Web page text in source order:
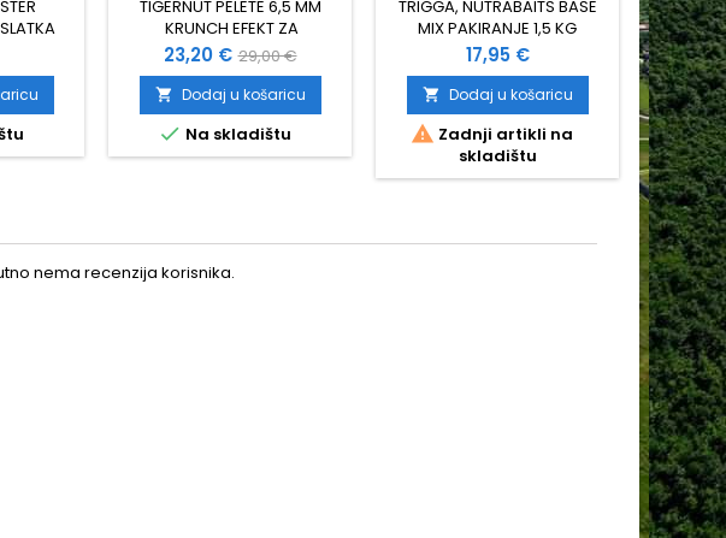
250
TIGERNUT PELETE 6,5 MM
KRUNCH EFEKT ZA
MAKSIMALNU ATRAKTIVNOST
KORISTITI UZ TIGERNUT
BOOSTER ILI TIGERNUT BOMB
ODLIČNO SE SLAŽU UZ
TIGERNUT BOILU KVALITETNA
VREČICA SA ZATVARAČEM (
Cijena
23,20 € Standardna
cijena
29,00 €
 Dodaj u košaricu
 Na skladištu
TRIGGA, NUTRABAITS BASE
MIX PAKIRANJE 1,5 KG
Cijena
17,95 €
 Dodaj u košaricu
 Zadnji artikli na
skladištu
ZIG RIG


nema recenzija korisnika.